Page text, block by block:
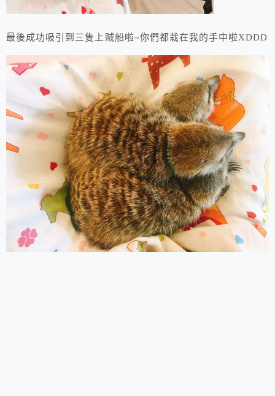
最後成功吸引到三隻上賊船啦~你們都栽在我的手中啦XDDD